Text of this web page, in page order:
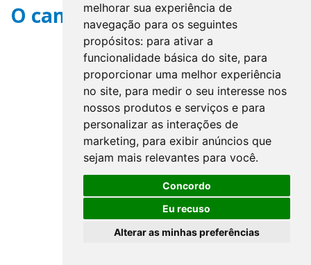
melhorar sua experiência de
navegação para os seguintes
propósitos: para ativar a
funcionalidade básica do site, para
proporcionar uma melhor experiência
no site, para medir o seu interesse nos
nossos produtos e serviços e para
personalizar as interações de
marketing, para exibir anúncios que
sejam mais relevantes para você.
Concordo
Eu recuso
Alterar as minhas preferências
O campo title não existe.